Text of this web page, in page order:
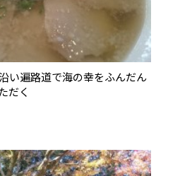
い遍路道で海の幸をふんだん
だく